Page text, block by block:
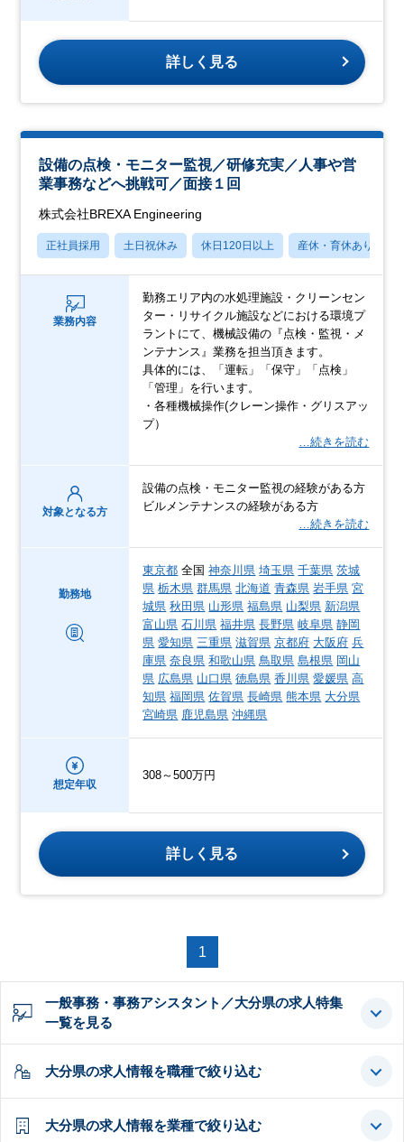
詳しく見る
設備の点検・モニター監視／研修充実／人事や営
業事務などへ挑戦可／面接１回
株式会社BREXA Engineering
正社員採用 土日祝休み 休日120日以上 産休・育休あり
業務内容
勤務エリア内の水処理施設・クリーンセン
ター・リサイクル施設などにおける環境プ
ラントにて、機械設備の『点検・監視・メ
ンテナンス』業務を担当頂きます。
具体的には、「運転」「保守」「点検」
「管理」を行います。
・各種機械操作(クレーン操作・グリスアッ
プ）
…続きを読む
対象となる方
設備の点検・モニター監視の経験がある方
ビルメンテナンスの経験がある方
…続きを読む
勤務地
東京都 全国神奈川県 埼玉県 千葉県 茨城
県 栃木県 群馬県 北海道 青森県 岩手県 宮
城県 秋田県 山形県 福島県 山梨県 新潟県
富山県 石川県 福井県 長野県 岐阜県 静岡
県 愛知県 三重県 滋賀県 京都府 大阪府 兵
庫県 奈良県 和歌山県 鳥取県 島根県 岡山
県 広島県 山口県 徳島県 香川県 愛媛県 高
知県 福岡県 佐賀県 長崎県 熊本県 大分県
宮崎県 鹿児島県 沖縄県
想定年収
308～500万円
詳しく見る
1
一般事務・事務アシスタント／大分県の求人特集
一覧を見る
大分県の求人情報を職種で絞り込む
大分県の求人情報を業種で絞り込む